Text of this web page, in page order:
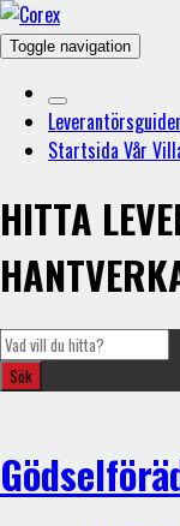
Toggle navigation
Startsida Vår
HITTA